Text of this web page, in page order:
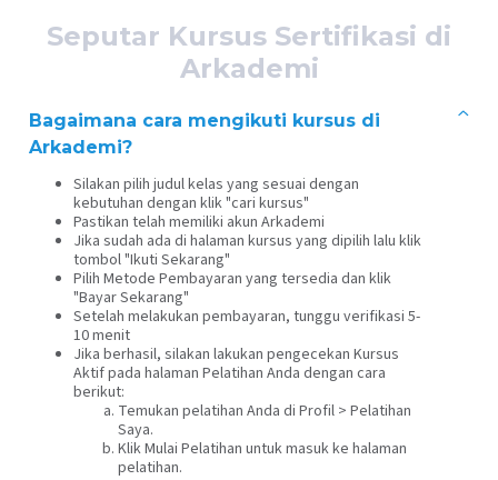
Seputar Kursus Sertifikasi di
Arkademi
Bagaimana cara mengikuti kursus di
Arkademi?
Silakan pilih judul kelas yang sesuai dengan
kebutuhan dengan klik "cari kursus"
Pastikan telah memiliki akun Arkademi
Jika sudah ada di halaman kursus yang dipilih lalu klik
tombol "Ikuti Sekarang"
Pilih Metode Pembayaran yang tersedia dan klik
"Bayar Sekarang"
Setelah melakukan pembayaran, tunggu verifikasi 5-
10 menit
Jika berhasil, silakan lakukan pengecekan Kursus
Aktif pada halaman Pelatihan Anda dengan cara
berikut:
Temukan pelatihan Anda di Profil > Pelatihan
Saya.
Klik Mulai Pelatihan untuk masuk ke halaman
pelatihan.